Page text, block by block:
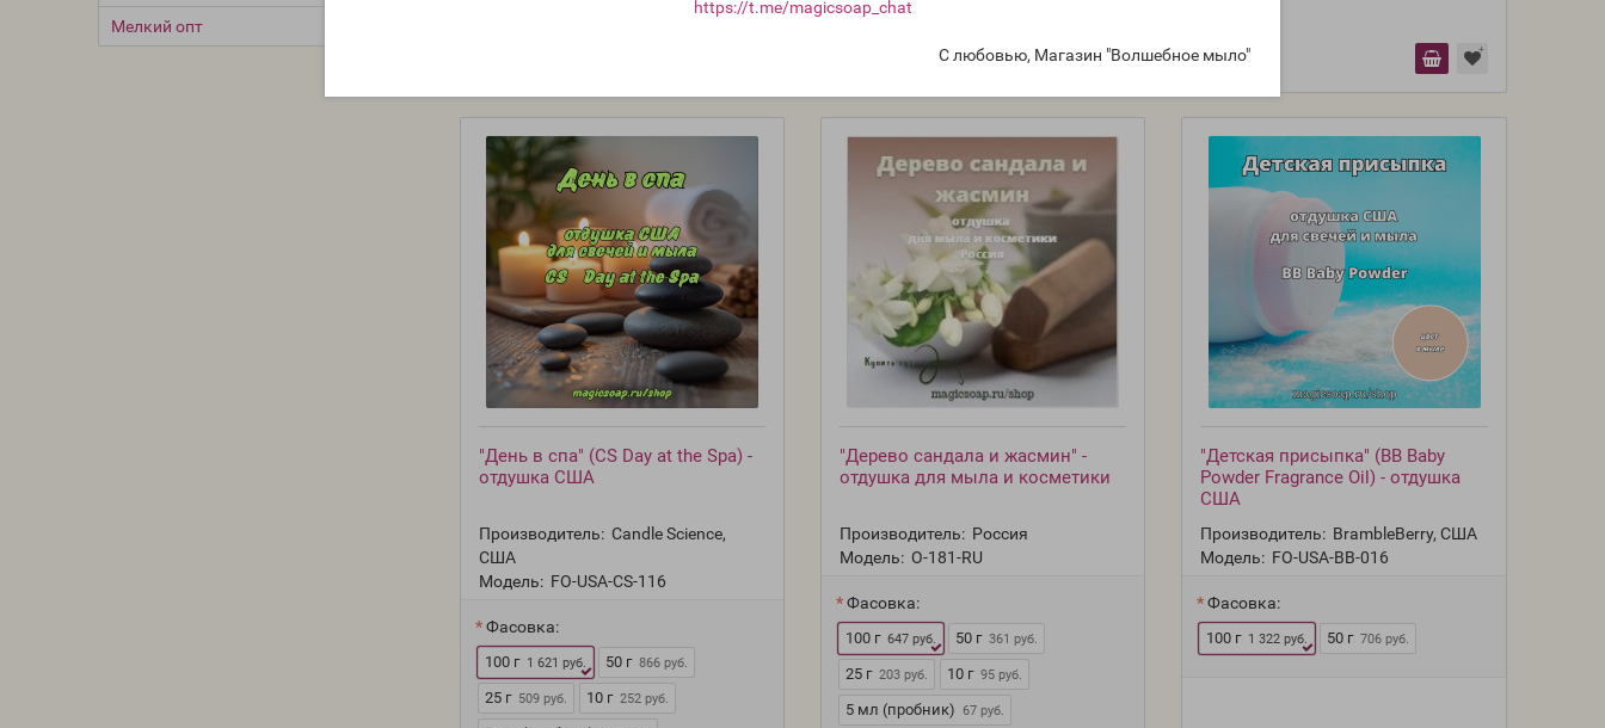
https://t.me/magicsoap_chat
С любовью, Магазин "Волшебное мыло"
Мелкий опт
"День в спа" (CS Day at the Spa) -
отдушка США
Производитель: Candle Science,
США
Модель: FO-USA-CS-116
Фасовка:
100 г 1 621 руб. 50 г 866 руб.
25 г 509 руб. 10 г 252 руб.
"Дерево сандала и жасмин" -
отдушка для мыла и косметики
Производитель: Россия
Модель: O-181-RU
Фасовка:
100 г 647 руб. 50 г 361 руб.
25 г 203 руб. 10 г 95 руб.
5 мл (пробник) 67 руб.
"Детская присыпка" (BB Baby
Powder Fragrance Oil) - отдушка
США
Производитель: BrambleBerry, США
Модель: FO-USA-BB-016
Фасовка:
100 г 1 322 руб. 50 г 706 руб.